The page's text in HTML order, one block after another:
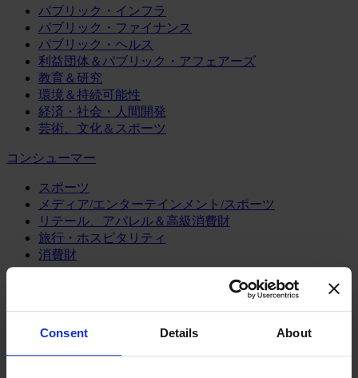
Consent Details About
パブリック・インフラ
パブリック・ファイナンス
パブリック・ヘルス
利益団体＆パブリック・アフェアーズ
教育＆研究
環境＆持続可能性
経済・社会・人間開発
芸術、文化＆スポーツ
コンシューマー
スポーツ
メディア/エンターテインメント/スポーツ
リテール、アパレル＆高級消費財
旅行・ホスピタリティ
消費財
エネルギー
化学・プロセス産業